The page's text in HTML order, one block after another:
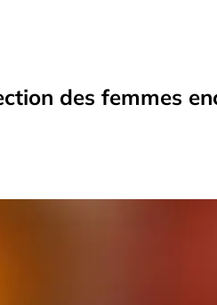
des femmes